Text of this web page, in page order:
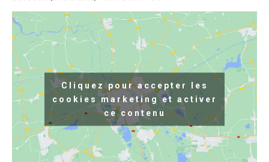
Cliquez pour accepter les
cookies marketing et activer
ce contenu